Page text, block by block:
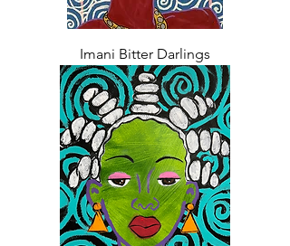
Imani Bitter Darlings